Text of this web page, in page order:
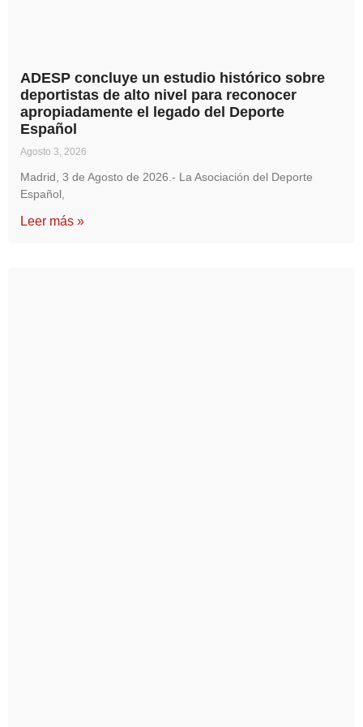
ADESP concluye un estudio histórico sobre
deportistas de alto nivel para reconocer
apropiadamente el legado del Deporte
Español
Agosto 3, 2026
Madrid, 3 de Agosto de 2026.- La Asociación del Deporte
Español,
Leer más »